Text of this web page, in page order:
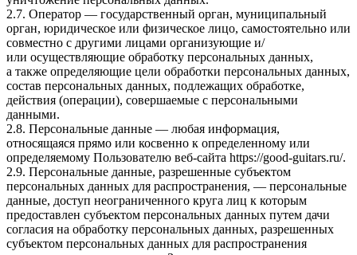
2.7. Оператор — государственный орган, муниципальный
орган, юридическое или физическое лицо, самостоятельно или
совместно с другими лицами организующие и/
или осуществляющие обработку персональных данных,
а также определяющие цели обработки персональных данных,
состав персональных данных, подлежащих обработке,
действия (операции), совершаемые с персональными
данными.
2.8. Персональные данные — любая информация,
относящаяся прямо или косвенно к определенному или
определяемому Пользователю веб-сайта https://good-guitars.ru/.
2.9. Персональные данные, разрешенные субъектом
персональных данных для распространения, — персональные
данные, доступ неограниченного круга лиц к которым
предоставлен субъектом персональных данных путем дачи
согласия на обработку персональных данных, разрешенных
субъектом персональных данных для распространения